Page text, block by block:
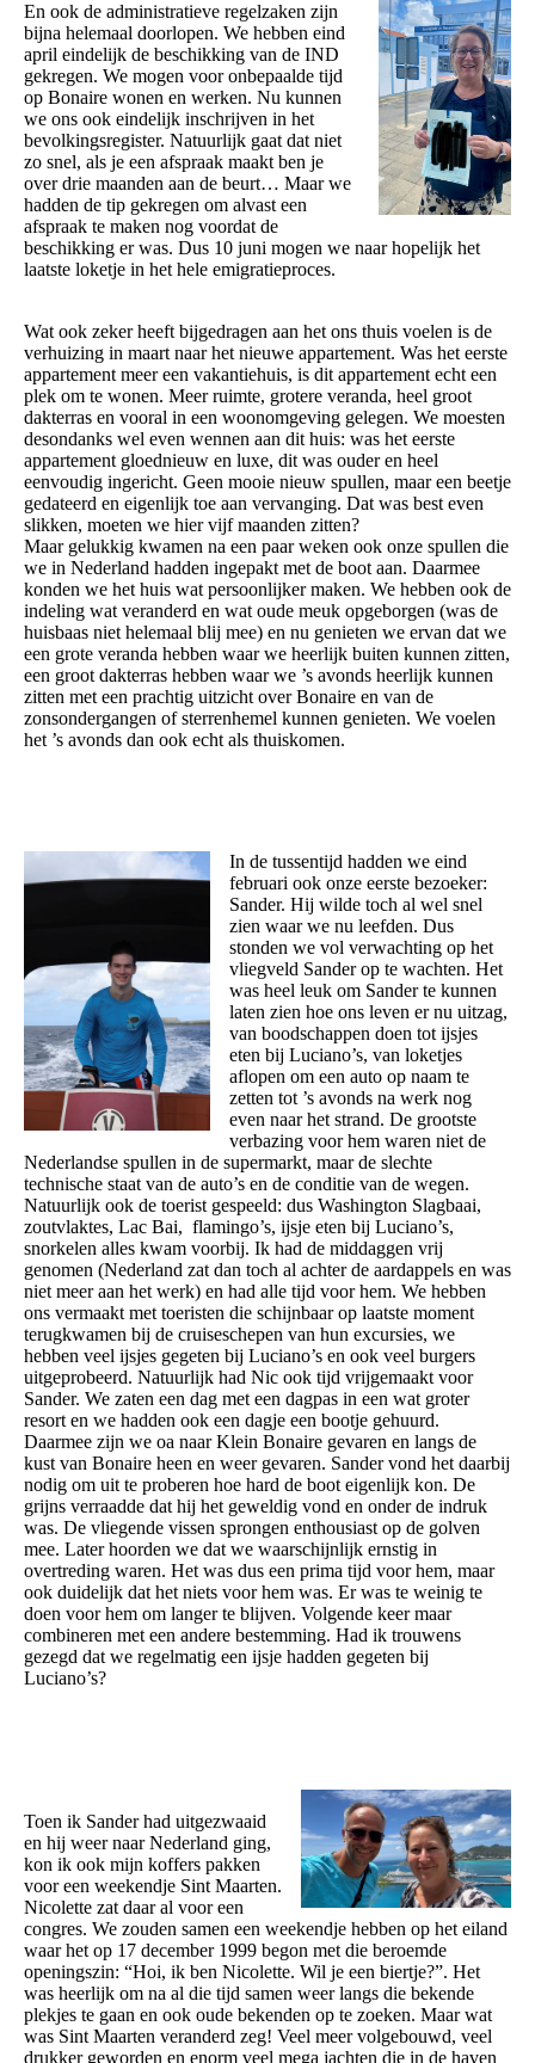
En ook de administratieve regelzaken zijn
bijna helemaal doorlopen. We hebben eind
april eindelijk de beschikking van de IND
gekregen. We mogen voor onbepaalde tijd
op Bonaire wonen en werken. Nu kunnen
we ons ook eindelijk inschrijven in het
bevolkingsregister. Natuurlijk gaat dat niet
zo snel, als je een afspraak maakt ben je
over drie maanden aan de beurt… Maar we
hadden de tip gekregen om alvast een
afspraak te maken nog voordat de
beschikking er was. Dus 10 juni mogen we naar hopelijk het
laatste loketje in het hele emigratieproces.
Wat ook zeker heeft bijgedragen aan het ons thuis voelen is de
verhuizing in maart naar het nieuwe appartement. Was het eerste
appartement meer een vakantiehuis, is dit appartement echt een
plek om te wonen. Meer ruimte, grotere veranda, heel groot
dakterras en vooral in een woonomgeving gelegen. We moesten
desondanks wel even wennen aan dit huis: was het eerste
appartement gloednieuw en luxe, dit was ouder en heel
eenvoudig ingericht. Geen mooie nieuw spullen, maar een beetje
gedateerd en eigenlijk toe aan vervanging. Dat was best even
slikken, moeten we hier vijf maanden zitten?
Maar gelukkig kwamen na een paar weken ook onze spullen die
we in Nederland hadden ingepakt met de boot aan. Daarmee
konden we het huis wat persoonlijker maken. We hebben ook de
indeling wat veranderd en wat oude meuk opgeborgen (was de
huisbaas niet helemaal blij mee) en nu genieten we ervan dat we
een grote veranda hebben waar we heerlijk buiten kunnen zitten,
een groot dakterras hebben waar we ’s avonds heerlijk kunnen
zitten met een prachtig uitzicht over Bonaire en van de
zonsondergangen of sterrenhemel kunnen genieten. We voelen
het ’s avonds dan ook echt als thuiskomen.
In de tussentijd hadden we eind
februari ook onze eerste bezoeker:
Sander. Hij wilde toch al wel snel
zien waar we nu leefden. Dus
stonden we vol verwachting op het
vliegveld Sander op te wachten. Het
was heel leuk om Sander te kunnen
laten zien hoe ons leven er nu uitzag,
van boodschappen doen tot ijsjes
eten bij Luciano’s, van loketjes
aflopen om een auto op naam te
zetten tot ’s avonds na werk nog
even naar het strand. De grootste
verbazing voor hem waren niet de
Nederlandse spullen in de supermarkt, maar de slechte
technische staat van de auto’s en de conditie van de wegen.
Natuurlijk ook de toerist gespeeld: dus Washington Slagbaai,
zoutvlaktes, Lac Bai, flamingo’s, ijsje eten bij Luciano’s,
snorkelen alles kwam voorbij. Ik had de middaggen vrij
genomen (Nederland zat dan toch al achter de aardappels en was
niet meer aan het werk) en had alle tijd voor hem. We hebben
ons vermaakt met toeristen die schijnbaar op laatste moment
terugkwamen bij de cruiseschepen van hun excursies, we
hebben veel ijsjes gegeten bij Luciano’s en ook veel burgers
uitgeprobeerd. Natuurlijk had Nic ook tijd vrijgemaakt voor
Sander. We zaten een dag met een dagpas in een wat groter
resort en we hadden ook een dagje een bootje gehuurd.
Daarmee zijn we oa naar Klein Bonaire gevaren en langs de
kust van Bonaire heen en weer gevaren. Sander vond het daarbij
nodig om uit te proberen hoe hard de boot eigenlijk kon. De
grijns verraadde dat hij het geweldig vond en onder de indruk
was. De vliegende vissen sprongen enthousiast op de golven
mee. Later hoorden we dat we waarschijnlijk ernstig in
overtreding waren. Het was dus een prima tijd voor hem, maar
ook duidelijk dat het niets voor hem was. Er was te weinig te
doen voor hem om langer te blijven. Volgende keer maar
combineren met een andere bestemming. Had ik trouwens
gezegd dat we regelmatig een ijsje hadden gegeten bij
Luciano’s?
Toen ik Sander had uitgezwaaid
en hij weer naar Nederland ging,
kon ik ook mijn koffers pakken
voor een weekendje Sint Maarten.
Nicolette zat daar al voor een
congres. We zouden samen een weekendje hebben op het eiland
waar het op 17 december 1999 begon met die beroemde
openingszin: “Hoi, ik ben Nicolette. Wil je een biertje?”. Het
was heerlijk om na al die tijd samen weer langs die bekende
plekjes te gaan en ook oude bekenden op te zoeken. Maar wat
was Sint Maarten veranderd zeg! Veel meer volgebouwd, veel
drukker geworden en enorm veel mega jachten die in de haven